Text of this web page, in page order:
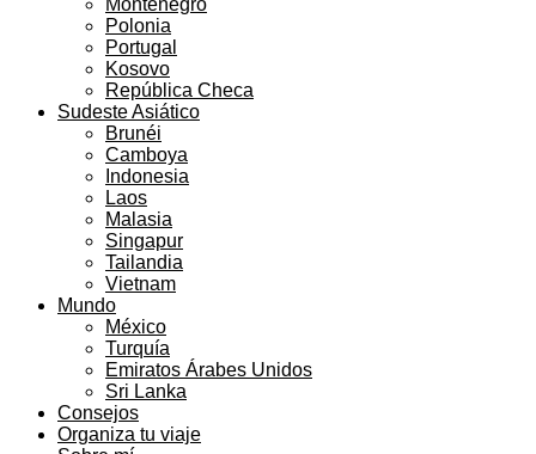
Polonia
Portugal
Kosovo
República Checa
Sudeste Asiático
Brunéi
Camboya
Indonesia
Laos
Malasia
Singapur
Tailandia
Vietnam
Mundo
México
Turquía
Emiratos Árabes Unidos
Sri Lanka
Consejos
Organiza tu viaje